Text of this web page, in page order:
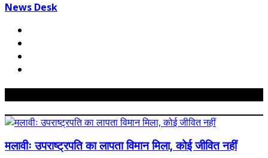
News Desk
मलावीः उपराष्ट्रपति का लापता विमान मिला, कोई जीवित नहीं